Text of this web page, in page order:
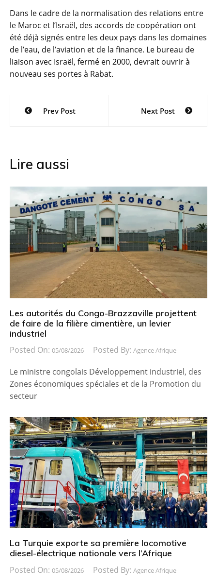
Dans le cadre de la normalisation des relations entre
le Maroc et l’Israël, des accords de coopération ont
été déjà signés entre les deux pays dans les domaines
de l’eau, de l’aviation et de la finance. Le bureau de
liaison avec Israël, fermé en 2000, devrait ouvrir à
nouveau ses portes à Rabat.
Navigation
Prev Post Next Post
Lire aussi
Les autorités du Congo-Brazzaville projettent
de faire de la filière cimentière, un levier
industriel
Posted On: 05/08/2026 Posted By: Agence Afrique
Le ministre congolais Développement industriel, des
Zones économiques spéciales et de la Promotion du
secteur
La Turquie exporte sa première locomotive
diesel-électrique nationale vers l’Afrique
Posted On: 05/08/2026 Posted By: Agence Afrique